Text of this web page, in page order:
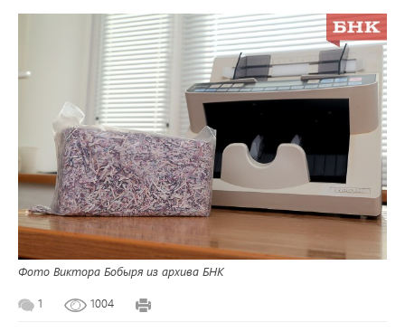
Фото Виктора Бобыря из архива БНК
1 1004